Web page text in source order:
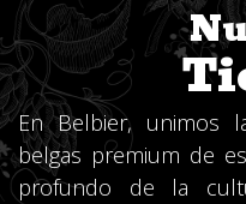
En Belbier, unimos
belgas premium de
profundo de la